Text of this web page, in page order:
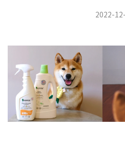
2022-